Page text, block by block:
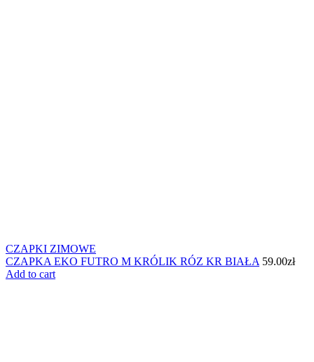
CZAPKI ZIMOWE
CZAPKA EKO FUTRO M KRÓLIK RÓZ KR BIAŁA 59.00zł
Add to cart